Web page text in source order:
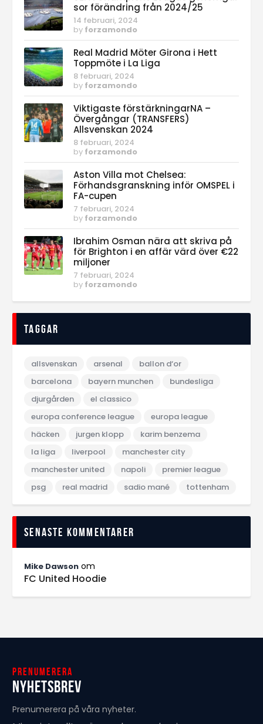
sor förändring från 2024/25
14 februari, 2024
by forzamondo
Real Madrid Möter Girona i Hett
Toppmöte i La Liga
8 februari, 2024
by forzamondo
Viktigaste förstärkningarNA –
Övergångar (TRANSFERS)
Allsvenskan 2024
8 februari, 2024
by forzamondo
Aston Villa mot Chelsea:
Förhandsgranskning inför OMSPEL i
FA-cupen
7 februari, 2024
by forzamondo
Ibrahim Osman nära att skriva på
för Brighton i en affär värd över €22
miljoner
7 februari, 2024
by forzamondo
Taggar
allsvenskan arsenal
ballon d‘or
barcelona
bayern munchen
bundesliga
djurgården
el classico
europa conference league
europa league
häcken
jurgen klopp
karim benzema
la liga
liverpool
manchester city
manchester united
napoli
premier league
psg
real madrid sadio mané tottenham
Senaste kommentarer
Mike Dawson om
FC United Hoodie
Prenumerera
Nyhetsbrev
Prenumerera på våra nyheter.